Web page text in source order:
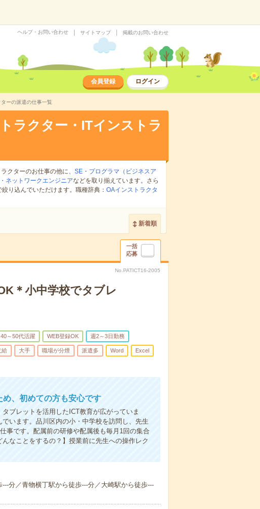
ヘルプ・お問い合わせ サイトマップ 掲載のお問い合わせ
会員登録 ログイン
ーの派遣の仕事一覧
ラクター・ITインストラ
クターのお仕事の他に、 SE・プログラマ（ビジネスア
ネットワークエンジニアなどを取り揃えています。さら
り込んでいただけます。職種辞典： OAインストラクタ
新着順
一括
応募
No.PATICT16-2005
＊小中学校でタブレ
40～50代活躍 WEB登録OK 週2～3日勤務
給 大手 職場が分煙 派遣多 Word Excel
、初めての方も安心です
ブレットを活用したICT教育が広がっていま
います。品川区内の小・中学校を訪問し、先生
事です。配属前の研修や配属後も毎月1回の集合
なことをするの？】授業前に先生への操作レク
分／青物横丁駅から徒歩---分／大崎駅から徒歩---